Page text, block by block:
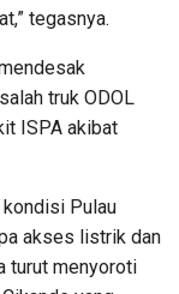
tegasnya.
truk ODOL
ISPA akibat
kondisi Pulau
akses listrik dan
turut menyoroti